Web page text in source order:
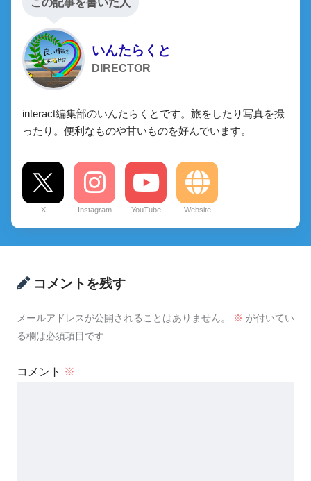
いんたらくと
DIRECTOR
interact編集部のいんたらくとです。旅をしたり写真を撮
ったり。便利なものや甘いものを好んでいます。
X Instagram YouTube Website
コメントを残す
メールアドレスが公開されることはありません。 ※ が付いてい
る欄は必須項目です
コメント ※